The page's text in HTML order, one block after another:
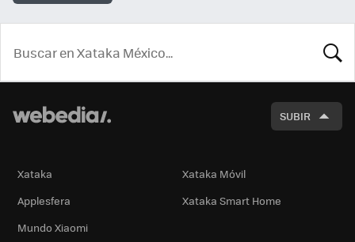
SUBIR
Xataka
Xataka Móvil
Applesfera
Xataka Smart Home
Mundo Xiaomi